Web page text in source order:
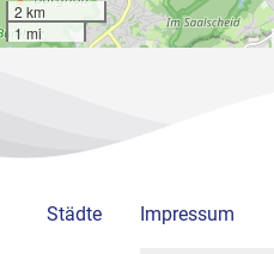
2 km
1 mi
Städte Impressum